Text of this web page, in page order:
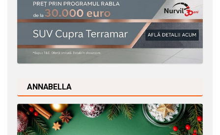
ANNABELLA